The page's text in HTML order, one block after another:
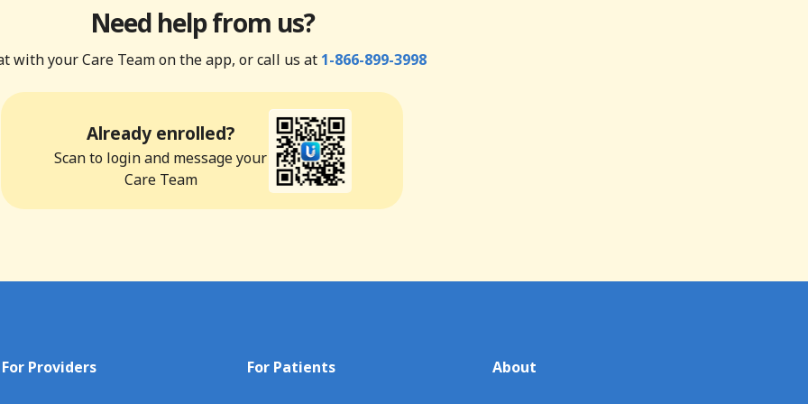
Need help from us?
with your Care Team on the app, or call us at 1-866-899-3998
Already enrolled?
Scan to login and message your
Care Team
For Providers For Patients About